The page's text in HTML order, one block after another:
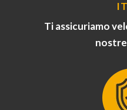
Ti assicuriamo